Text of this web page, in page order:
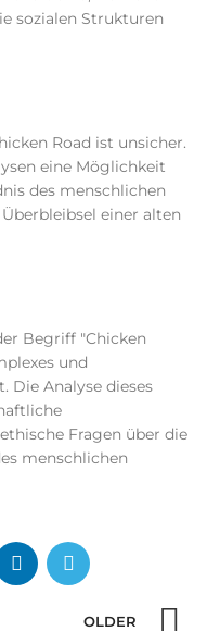
sozialen Strukturen
Road ist unsicher.
eine Möglichkeit
des menschlichen
einer alten
Begriff "Chicken
und
Die Analyse dieses
Fragen über die
menschlichen
OLDER